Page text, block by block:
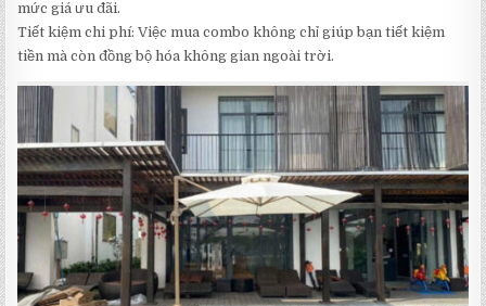
mức giá ưu đãi.
Tiết kiệm chi phí: Việc mua combo không chỉ giúp bạn tiết kiệm
tiền mà còn đồng bộ hóa không gian ngoài trời.